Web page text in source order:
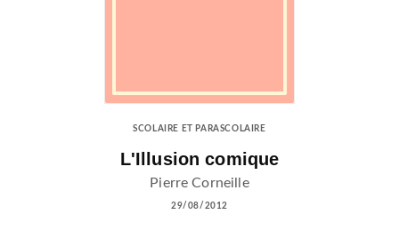
SCOLAIRE ET PARASCOLAIRE
L'Illusion comique
Pierre Corneille
29/08/2012